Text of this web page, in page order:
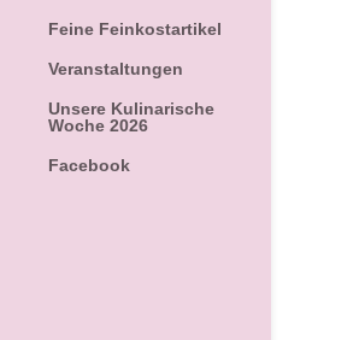
Feine Feinkostartikel
Veranstaltungen
Unsere Kulinarische
Woche 2026
Facebook